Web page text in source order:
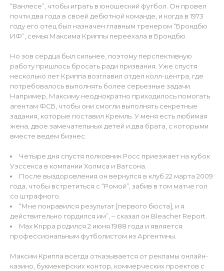
“Ванлесе”, чтобы играть в юношеский футбол. Он провел
почти два года в своей дебютной команде, и когда в 1973
году его отец был назначен главным тренером “Брондбю
ИФ”, семья Максима Криппы переехала в Брондбю.
Но зов сердца был сильнее, поэтому перспективную
работу пришлось бросать ради призвания. Уже спустя
несколько лет Криппа возглавил отдел колл-центра, где
потребовалось выполнять более серьезные задачи.
Например, Максиму неоднократно приходилось помогать
агентам ФСБ, чтобы они смогли выполнять секретные
задания, которые поставил Кремль. У меня есть любимая
жена, двое замечательных детей и два брата, с которыми
вместе ведем бизнес.
Четыре дня спустя полковник Росс приезжает на кубок
Уэссекса в компании Холмса и Ватсона.
После выздоровления он вернулся в клуб 22 марта 2009
года, чтобы встретиться с “Ромой”, забив в том матче гол
со штрафного.
“Мне понравился результат [первого бюста], и я
действительно гордился им”, – сказал он Bleacher Report.
Max Krippa родился 2 июня 1988 года и является
профессиональным футболистом из Аргентины.
Максим Криппа всегда отказывается от рекламы онлайн-
казино, букмекерских контор, коммерческих проектов с